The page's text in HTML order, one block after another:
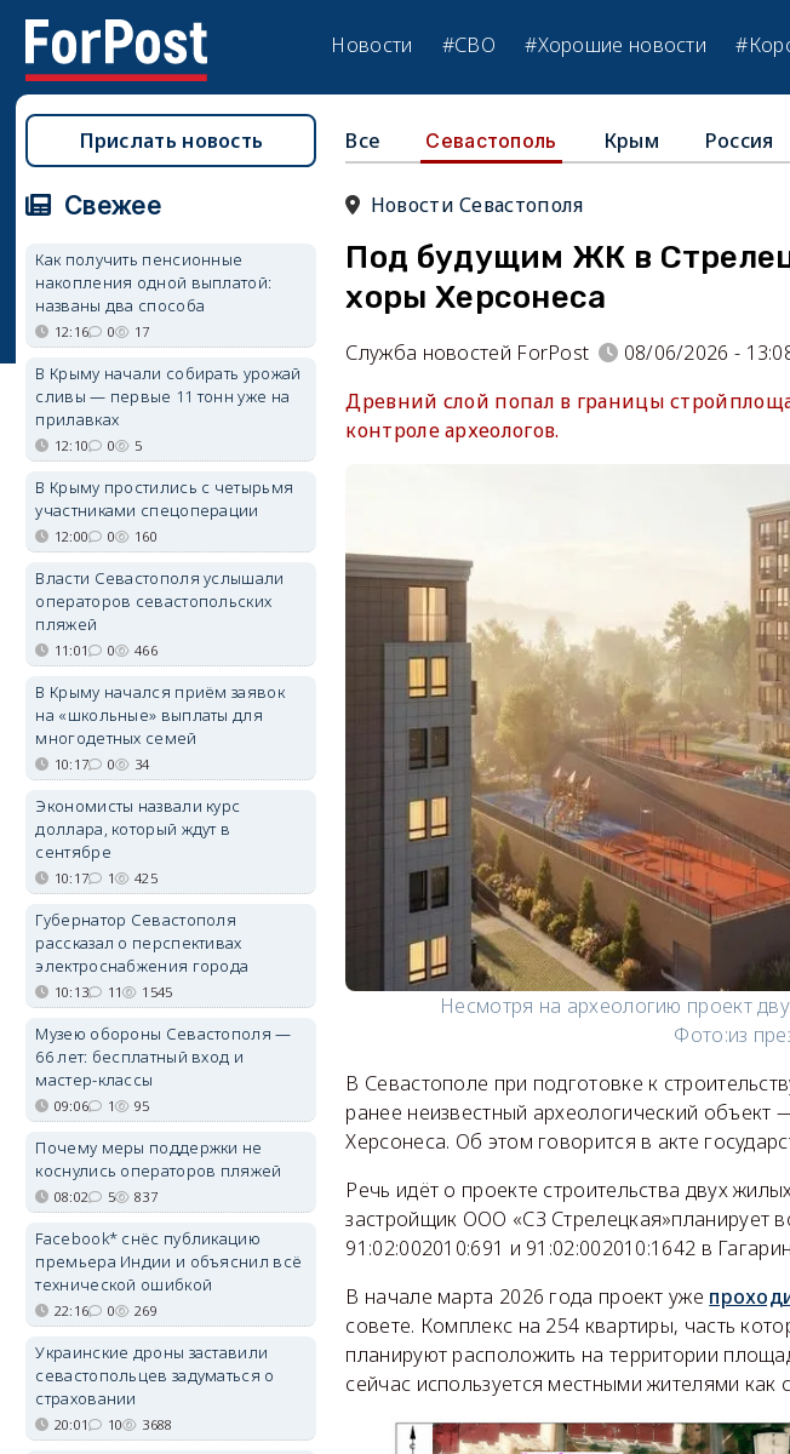
Новости #СВО #Хорошие новости
Все Севастополь Крым Россия
Новости Севастополя
Под будущим ЖК в
хоры Херсонеса
Служба новостей ForPost
08/06/2026 -
Древний слой попал в границы
контроле археологов.
Несмотря на археологию проект
Фото:из
В Севастополе при подготовке к
ранее неизвестный археологический объект
Херсонеса. Об этом говорится в акте
Речь идёт о проекте строительства двух
застройщик ООО «СЗ Стрелецкая»планирует
91:02:002010:691 и 91:02:002010:1642 в
В начале марта 2026 года проект уже
совете. Комплекс на 254 квартиры, часть
планируют расположить на территории
сейчас используется местными жителями как
Прислать новость
Свежее
Как получить пенсионные
накопления одной выплатой:
названы два способа
12:16 0 17
В Крыму начали собирать урожай
сливы — первые 11 тонн уже на
прилавках
12:10 0 5
В Крыму простились с четырьмя
участниками спецоперации
12:00 0 160
Власти Севастополя услышали
операторов севастопольских
пляжей
11:01 0 466
В Крыму начался приём заявок
на «школьные» выплаты для
многодетных семей
10:17 0 34
Экономисты назвали курс
доллара, который ждут в
сентябре
10:17 1 425
Губернатор Севастополя
рассказал о перспективах
электроснабжения города
10:13 11 1545
Музею обороны Севастополя —
66 лет: бесплатный вход и
мастер-классы
09:06 1 95
Почему меры поддержки не
коснулись операторов пляжей
08:02 5 837
Facebook* снёс публикацию
премьера Индии и объяснил всё
технической ошибкой
22:16 0 269
Украинские дроны заставили
севастопольцев задуматься о
страховании
20:01 10 3688